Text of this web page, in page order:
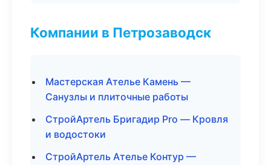
Компании в Петрозаводск
Мастерская Ателье Камень —
Санузлы и плиточные работы
СтройАртель Бригадир Pro — Кровля
и водостоки
СтройАртель Ателье Контур —